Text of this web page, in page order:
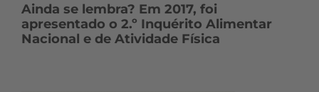
Ainda se lembra? Em 2017, foi
apresentado o 2.º Inquérito Alimentar
Nacional e de Atividade Física